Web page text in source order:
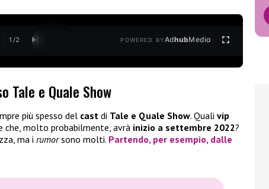
1 /2 POWERED BYAdhubMedia
Tale e Quale Show
più spesso del cast di Tale e Quale Show. Quali vip
che, molto probabilmente, avrà inizio a settembre 2022?
ma i rumorsono molti. Partendo, per esempio, dalle